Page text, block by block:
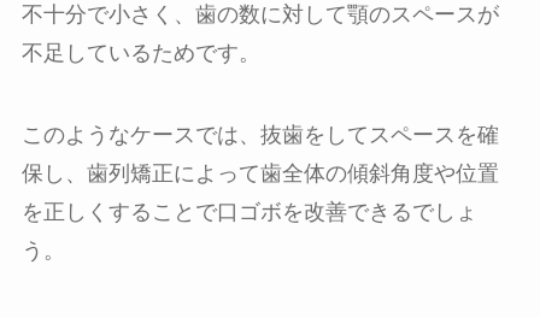
不十分で小さく、歯の数に対して顎のスペースが
不足しているためです。
このようなケースでは、抜歯をしてスペースを確
保し、歯列矯正によって歯全体の傾斜角度や位置
を正しくすることで口ゴボを改善できるでしょ
う。